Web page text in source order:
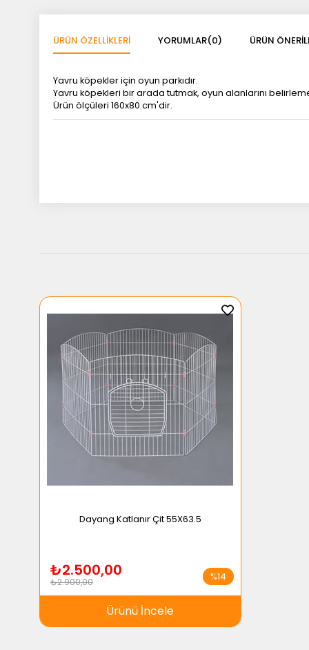
ÜRÜN ÖZELLIKLERI YORUMLAR(0) ÜRÜN
Yavru köpekler için oyun parkıdır.
Yavru köpekleri bir arada tutmak, oyun alanlarını
Ürün ölçüleri 160x80 cm'dir.
Dayang Katlanır Çit 55X63.5
₺2.500,00
₺2.900,00
Ürünü İncele
%14